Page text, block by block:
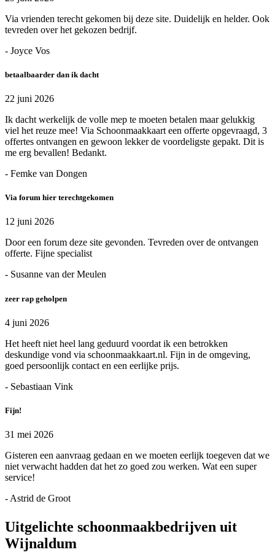
Via vrienden terecht gekomen bij deze site. Duidelijk en helder. Ook
tevreden over het gekozen bedrijf.
- Joyce Vos
betaalbaarder dan ik dacht
22 juni 2026
Ik dacht werkelijk de volle mep te moeten betalen maar gelukkig
viel het reuze mee! Via Schoonmaakkaart een offerte opgevraagd, 3
offertes ontvangen en gewoon lekker de voordeligste gepakt. Dit is
me erg bevallen! Bedankt.
- Femke van Dongen
Via forum hier terechtgekomen
12 juni 2026
Door een forum deze site gevonden. Tevreden over de ontvangen
offerte. Fijne specialist
- Susanne van der Meulen
zeer rap geholpen
4 juni 2026
Het heeft niet heel lang geduurd voordat ik een betrokken
deskundige vond via schoonmaakkaart.nl. Fijn in de omgeving,
goed persoonlijk contact en een eerlijke prijs.
- Sebastiaan Vink
Fijn!
31 mei 2026
Gisteren een aanvraag gedaan en we moeten eerlijk toegeven dat we
niet verwacht hadden dat het zo goed zou werken. Wat een super
service!
- Astrid de Groot
Uitgelichte schoonmaakbedrijven uit
Wijnaldum